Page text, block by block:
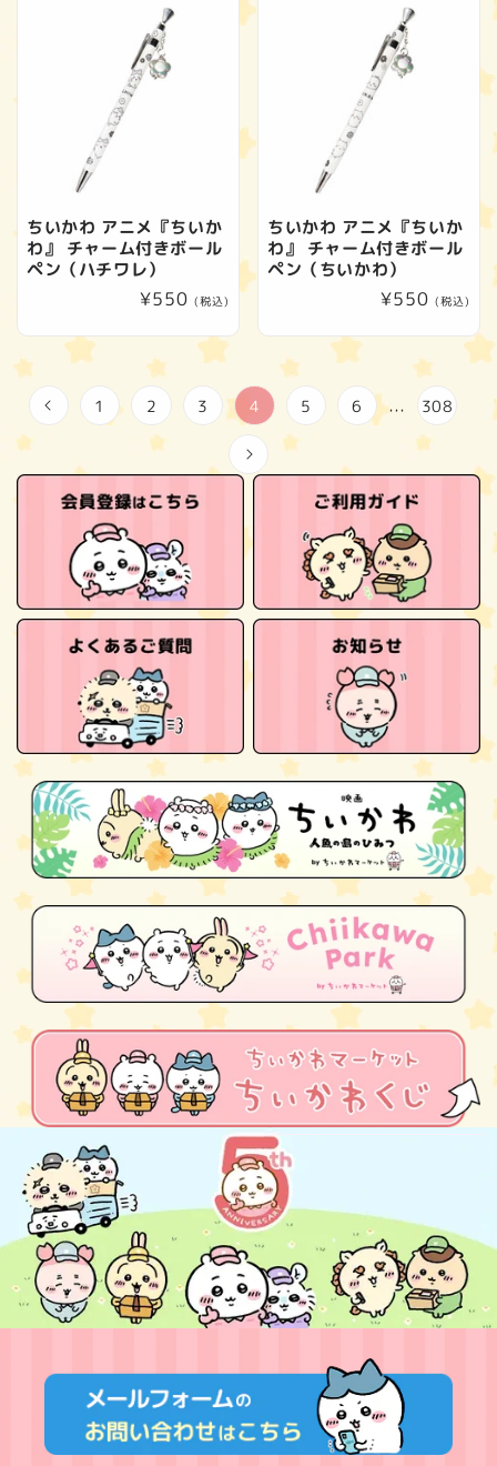
ちいかわ アニメ『ちいか
わ』 チャーム付きボール
ペン（ハチワレ）
通
格
¥550 (税込)
ちいかわ アニメ『ちいか
わ』 チャーム付きボール
ペン（ちいかわ）
通
¥550 (税込)
1 2 3 4 5 6 … 308